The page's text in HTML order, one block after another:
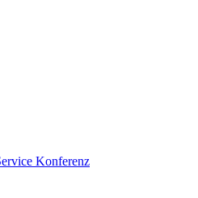
Konferenz